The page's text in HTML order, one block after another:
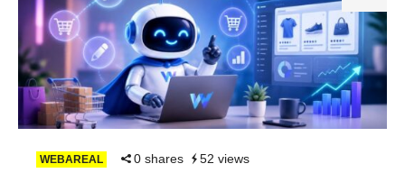
WEBAREAL 0 shares 52 views